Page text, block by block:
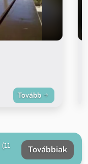
Tovább
(11
Továbbiak